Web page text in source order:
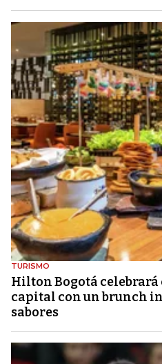
TURISMO
Hilton Bogotá celebrará
capital con un brunch
sabores